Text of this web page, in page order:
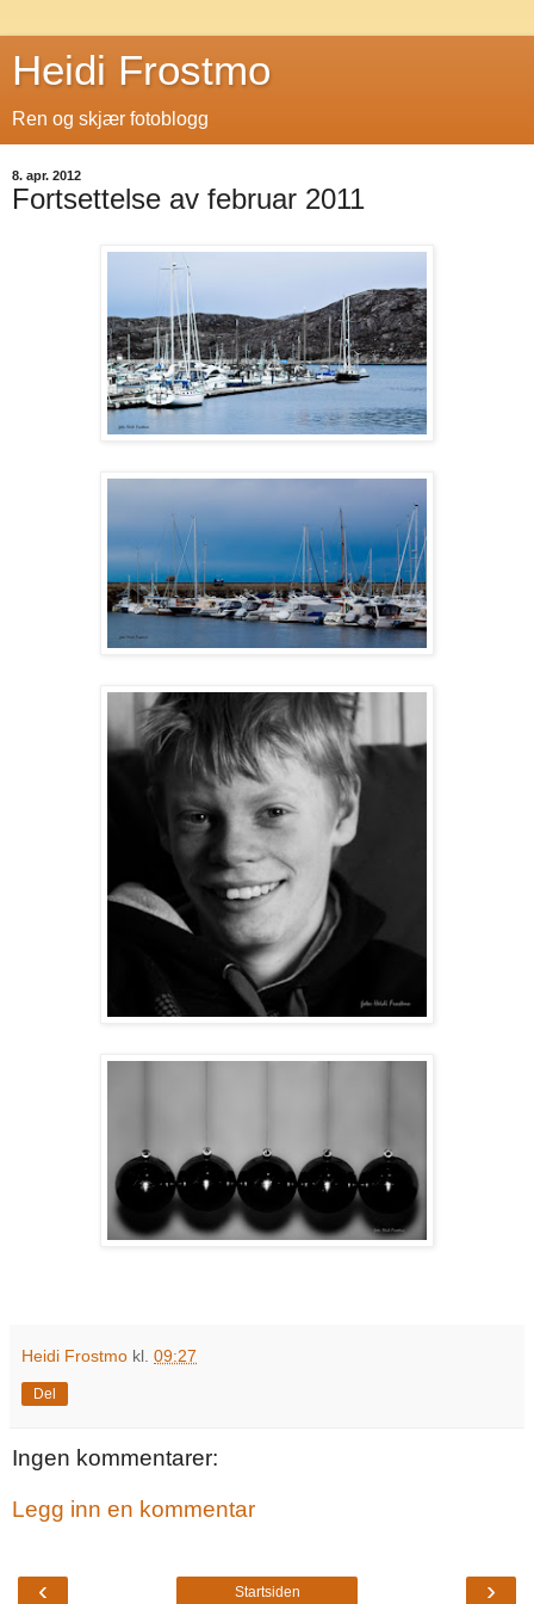
Heidi Frostmo
Ren og skjær fotoblogg
8. apr. 2012
Fortsettelse av februar 2011
Heidi Frostmo kl. 09:27
Del
Ingen kommentarer:
Legg inn en kommentar
‹ ›
Startsiden